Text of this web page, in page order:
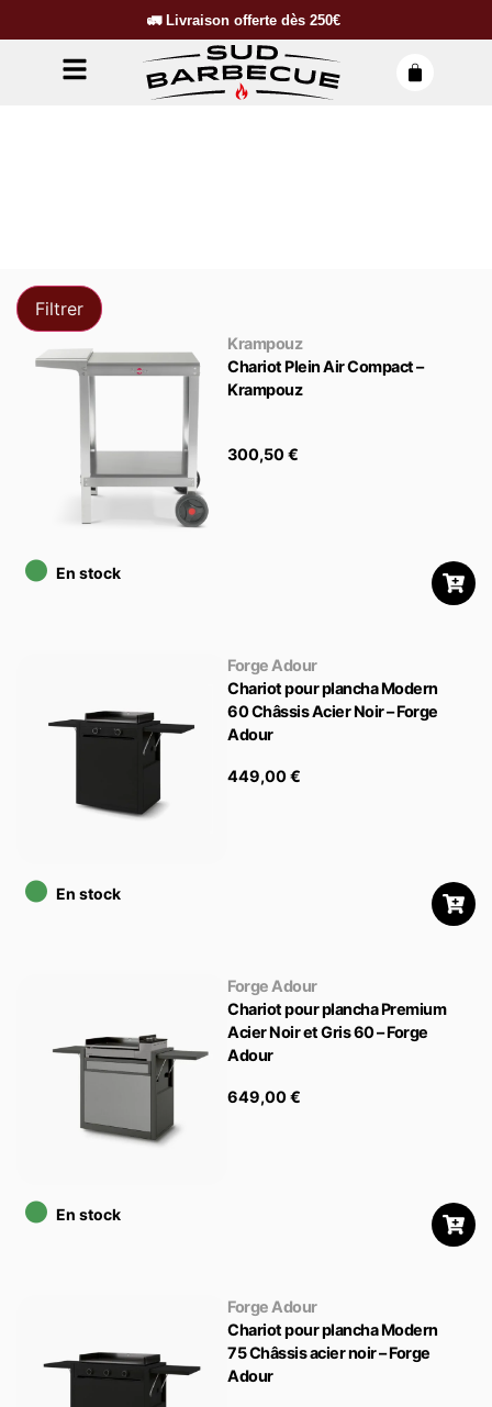
🚛 Livraison offerte dès 250€
Filtrer
Krampouz
Chariot Plein Air Compact –
Krampouz
300,50€
• En stock
Forge Adour
Chariot pour plancha Modern
60 Châssis Acier Noir – Forge
Adour
449,00€
• En stock
Forge Adour
Chariot pour plancha Premium
Acier Noir et Gris 60 – Forge
Adour
649,00€
• En stock
Forge Adour
Chariot pour plancha Modern
75 Châssis acier noir – Forge
Adour